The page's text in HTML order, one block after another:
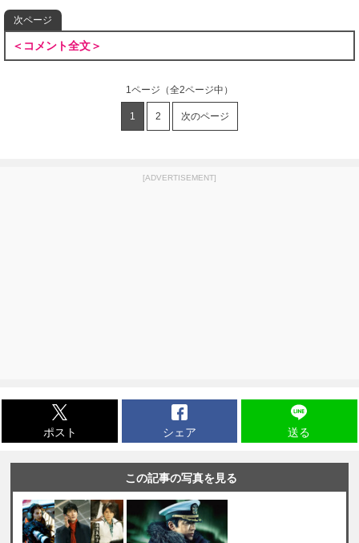
次ページ
＜コメント全文＞
1ページ （全2ページ中）
1 2 次のページ
[ADVERTISEMENT]
ポスト シェア 送る
この記事の写真を見る